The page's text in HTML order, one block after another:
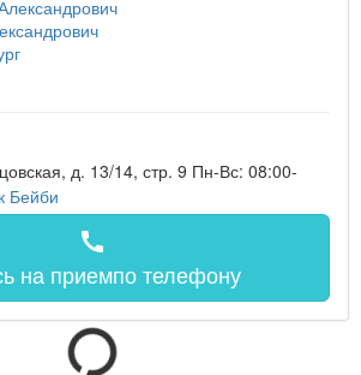
д. 13/14, стр. 9 Пн-Вс: 08:00-
call
на приемпо телефону